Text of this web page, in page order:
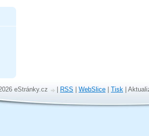
eStránky.cz | RSS | WebSlice | Tisk |